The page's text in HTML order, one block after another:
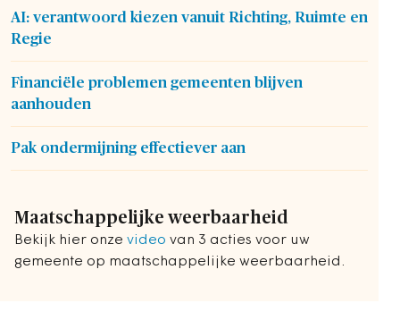
AI: verantwoord kiezen vanuit Richting, Ruimte en
Regie
Financiële problemen gemeenten blijven
aanhouden
Pak ondermijning effectiever aan
Maatschappelijke weerbaarheid
Bekijk hier onze video van 3 acties voor uw
gemeente op maatschappelijke weerbaarheid.